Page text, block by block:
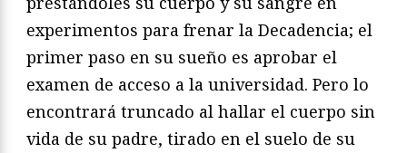
experimentos para frenar la Decadencia; el
primer paso en su sueño es aprobar el
examen de acceso a la universidad. Pero lo
encontrará truncado al hallar el cuerpo sin
vida de su padre, tirado en el suelo de su